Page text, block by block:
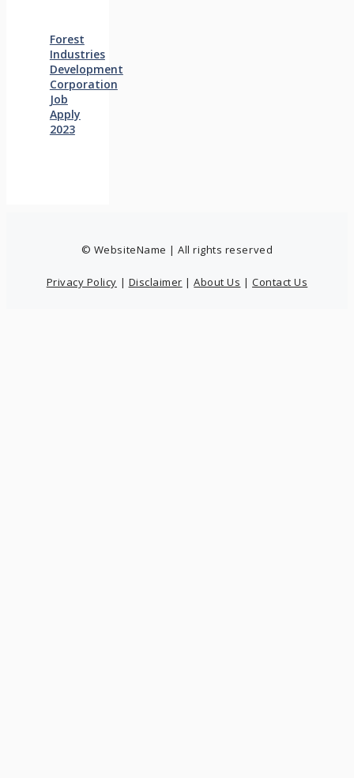
Forest
Industries
Development
Corporation
Job
Apply
2023
© WebsiteName | All rights reserved
Privacy Policy | Disclaimer |About Us |Contact Us